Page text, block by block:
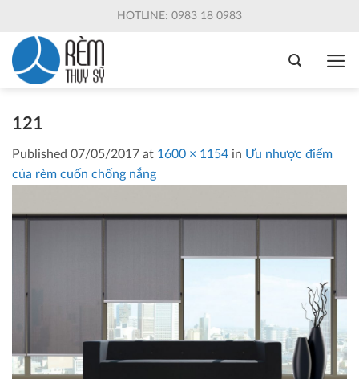
content
HOTLINE: 0983 18 0983
121
Published 07/05/2017 at 1600 × 1154 in Ưu nhược điểm
của rèm cuốn chống nắng